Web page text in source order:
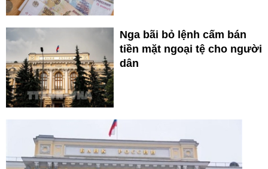
Nga bãi bỏ lệnh cấm bán
tiền mặt ngoại tệ cho người
dân